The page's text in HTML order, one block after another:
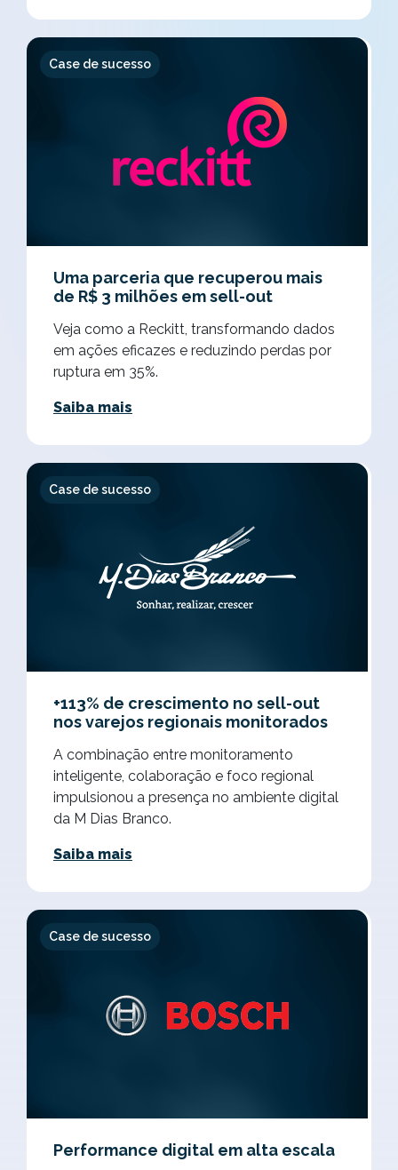
Case de sucesso
Uma parceria que recuperou mais
de R$ 3 milhões em sell-out
Veja como a Reckitt, transformando dados
em ações eficazes e reduzindo perdas por
ruptura em 35%.
Saiba mais
Case de sucesso
+113% de crescimento no sell-out
nos varejos regionais monitorados
A combinação entre monitoramento
inteligente, colaboração e foco regional
impulsionou a presença no ambiente digital
da M Dias Branco.
Saiba mais
Case de sucesso
Performance digital em alta escala